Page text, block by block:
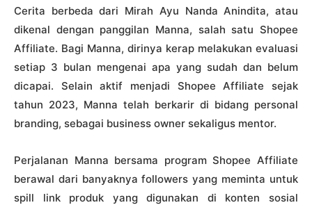
Cerita berbeda dari Mirah Ayu Nanda Anindita, atau
dikenal dengan panggilan Manna, salah satu Shopee
Affiliate. Bagi Manna, dirinya kerap melakukan evaluasi
setiap 3 bulan mengenai apa yang sudah dan belum
dicapai. Selain aktif menjadi Shopee Affiliate sejak
tahun 2023, Manna telah berkarir di bidang personal
branding, sebagai business owner sekaligus mentor.
Perjalanan Manna bersama program Shopee Affiliate
berawal dari banyaknya followers yang meminta untuk
spill link produk yang digunakan di konten sosial